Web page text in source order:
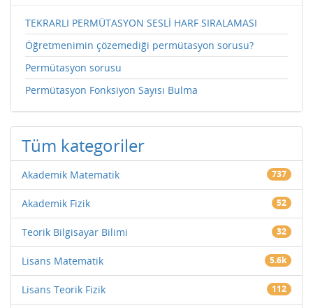
TEKRARLI PERMÜTASYON SESLİ HARF SIRALAMASI
Öğretmenimin çözemediği permütasyon sorusu?
Permütasyon sorusu
Permütasyon Fonksiyon Sayısı Bulma
Tüm kategoriler
Akademik Matematik 737
Akademik Fizik 52
Teorik Bilgisayar Bilimi 32
Lisans Matematik 5.6k
Lisans Teorik Fizik 112